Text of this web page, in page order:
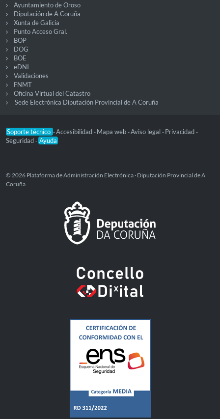
Ayuntamiento de Oroso
Diputación de A Coruña
Xunta de Galicia
Punto Acceso Gral.
BOP
DOG
BOE
eDNI
Validaciones
FNMT
Oficina Virtual del Catastro
Sede Electrónica Diputación Provincial de A Coruña
Soporte técnico -Accesibilidad - Mapa web -Aviso legal - Privacidad -
Seguridad - Ayuda
© 2026 Plataforma de Administración Electrónica · Diputación Provincial de A
Coruña